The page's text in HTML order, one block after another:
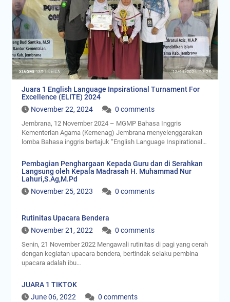
Juara 1 English Language Inpsirational Turnament For
Excellence (ELITE) 2024
November 22, 2024
0 comments
Jembrana, 12 November 2024 – MGMP Bahasa Inggris
Kementerian Agama (Kemenag) Jembrana menyelenggarakan
lomba Bahasa inggris bertajuk “English Language Inspirational…
Pembagian Penghargaan Kepada Guru dan di Serahkan
Langsung oleh Kepala Madrasah H. Muhammad Nur
Lahuri,S.Ag,M.Pd
November 25, 2023
0 comments
Rutinitas Upacara Bendera
November 21, 2022
0 comments
Senin, 21 November 2022 Mengawali rutinitas di pagi yang cerah
dengan kegiatan upacara bendera, bertindak selaku pembina
upacara adalah ibu…
JUARA 1 TIKTOK
June 06, 2022
0 comments